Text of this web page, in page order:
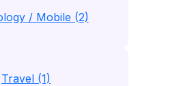
/ Mobile (2)
Travel (1)